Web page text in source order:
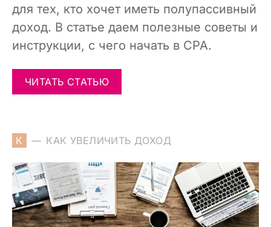
для тех, кто хочет иметь полупассивный
доход. В статье даем полезные советы и
инструкции, с чего начать в CPA.
ЧИТАТЬ СТАТЬЮ
К КАК УВЕЛИЧИТЬ ДОХОД